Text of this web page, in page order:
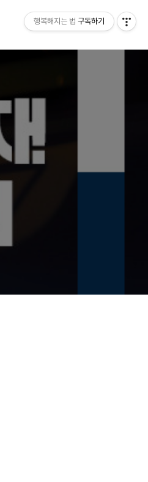
행복해지는 법 구독하기